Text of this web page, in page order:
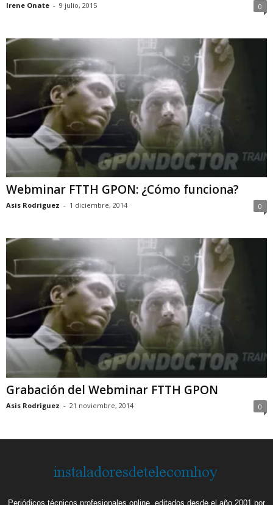
Irene Onate - 9 julio, 2015 0
Webminar FTTH GPON: ¿Cómo funciona?
Asis Rodriguez - 1 diciembre, 2014 0
Grabación del Webminar FTTH GPON
Asis Rodriguez - 21 noviembre, 2014 0
Periódicos técnicos profesionales online, editados desde el año 2001 por